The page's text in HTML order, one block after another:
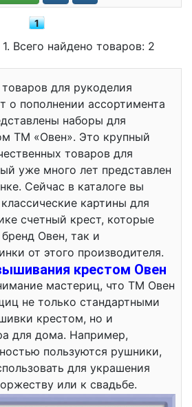
1
Всего найдено товаров: 2
для рукоделия
о пополнении ассортимента
наборы для
ТМ «Овен». Это крупный
товаров для
уже много лет представлен
Сейчас в каталоге вы
картины для
счетный крест, которые
Овен, так и
от этого производителя.
крестом Овен
мастериц, что ТМ Овен
не только стандартными
крестом, но и
для дома. Например,
пользуются рушники,
для украшения
или к свадьбе.